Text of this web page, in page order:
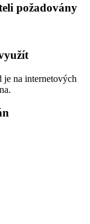
požadovány
na internetových